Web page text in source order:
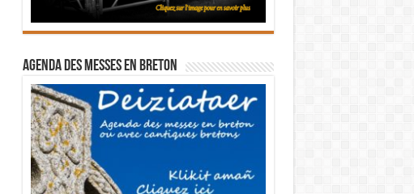
Agenda des messes en breton